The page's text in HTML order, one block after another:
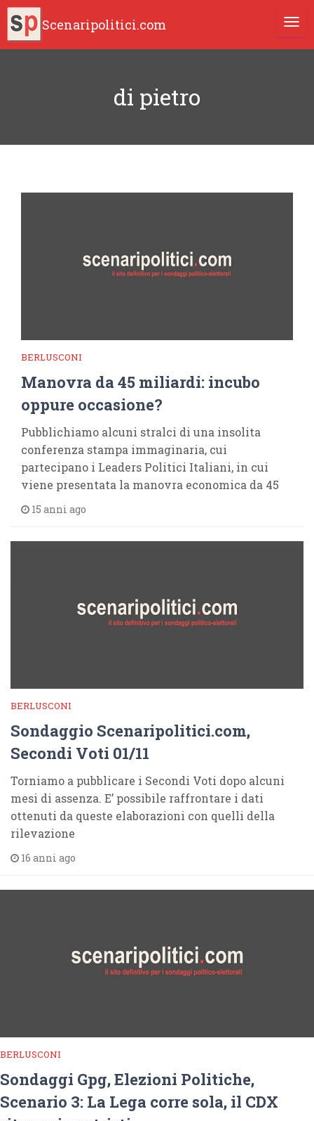
Scenaripolitici.com
di pietro
BERLUSCONI
Manovra da 45 miliardi: incubo
oppure occasione?
Pubblichiamo alcuni stralci di una insolita
conferenza stampa immaginaria, cui
partecipano i Leaders Politici Italiani, in cui
viene presentata la manovra economica da 45
15 anni ago
BERLUSCONI
Sondaggio Scenaripolitici.com,
Secondi Voti 01/11
Torniamo a pubblicare i Secondi Voti dopo alcuni
mesi di assenza. E’ possibile raffrontare i dati
ottenuti da queste elaborazioni con quelli della
rilevazione
16 anni ago
BERLUSCONI
Sondaggi Gpg, Elezioni Politiche,
Scenario 3: La Lega corre sola, il CDX